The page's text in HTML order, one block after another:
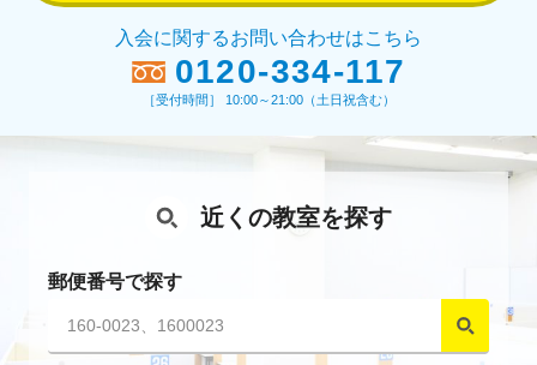
入会に関するお問い合わせはこちら
0120-334-117
［受付時間］ 10:00～21:00（土日祝含む）
近くの教室を探す
郵便番号で探す